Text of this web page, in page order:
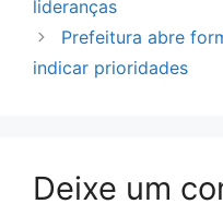
lideranças
Prefeitura abre
indicar prioridades
Deixe um